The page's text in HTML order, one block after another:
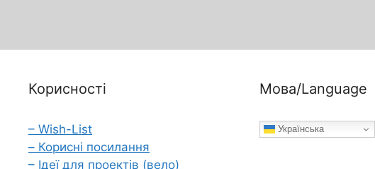
Корисності
– Wish-List
– Корисні посилання
– Ідеї для проектів (вело)
Мова/Language
Українська